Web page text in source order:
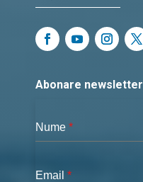
Abonare newsletter
Nume *
Email *